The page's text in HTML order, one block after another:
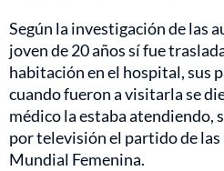
Según la investigación de las
joven de 20 años sí fue
habitación en el hospital, sus
cuando fueron a visitarla se
médico la estaba atendiendo,
por televisión el partido de las
Mundial Femenina.